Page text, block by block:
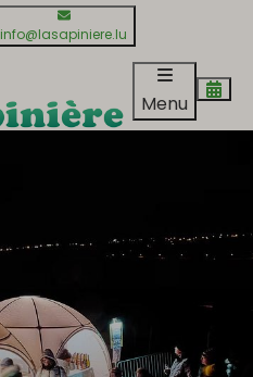
info@lasapiniere.lu
Menu